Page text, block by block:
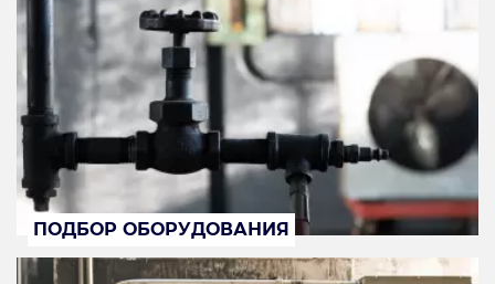
ПОДБОР ОБОРУДОВАНИЯ